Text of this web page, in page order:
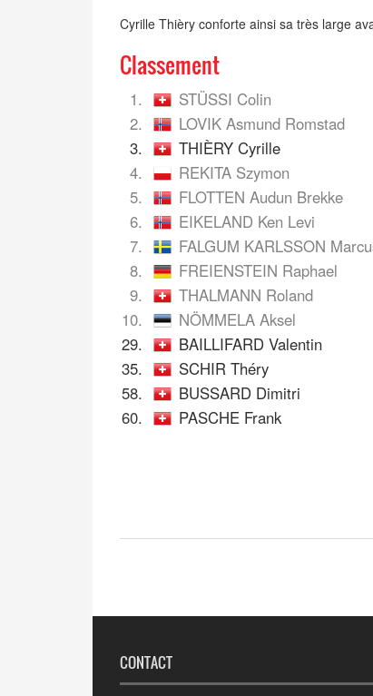
Cyrille Thièry conforte ainsi sa très large
Classement
1. STÜSSI Colin
2.
LOVIK Asmund Romstad
3.
THIÈRY Cyrille
4.
REKITA Szymon
5.
FLOTTEN Audun Brekke
6.
EIKELAND Ken Levi
7.
FALGUM KARLSSON
8.
FREIENSTEIN Raphael
9.
THALMANN Roland
10.
NÖMMELA Aksel
29.
BAILLIFARD Valentin
35.
SCHIR Théry
58.
BUSSARD Dimitri
60.
PASCHE Frank
CONTACT